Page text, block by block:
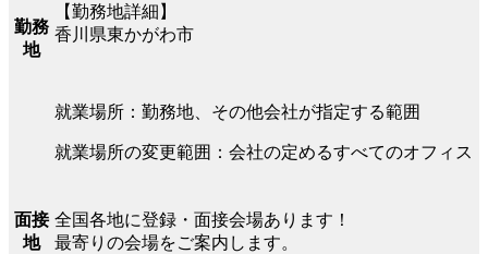
勤務
地
【勤務地詳細】
香川県東かがわ市
就業場所：勤務地、その他会社が指定する範囲
就業場所の変更範囲：会社の定めるすべてのオフィス
面接
地
全国各地に登録・面接会場あります！
最寄りの会場をご案内します。